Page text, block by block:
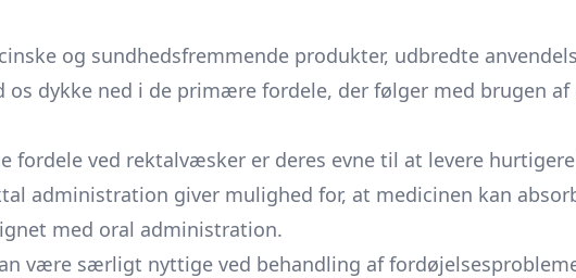
og sundhedsfremmende produkter, udbredte
os dykke ned i de primære fordele, der følger med brugen af
fordele ved rektalvæsker er deres evne til at levere
administration giver mulighed for, at medicinen kan
med oral administration.
være særligt nyttige ved behandling af